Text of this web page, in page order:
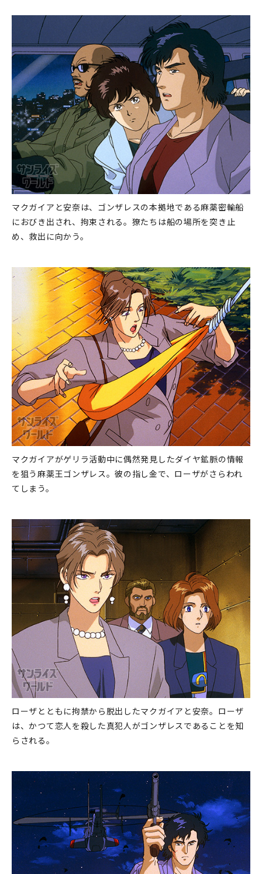
マクガイアと安奈は、ゴンザレスの本拠地である麻薬密輸船
におびき出され、拘束される。獠たちは船の場所を突き止
め、救出に向かう。
マクガイアがゲリラ活動中に偶然発見したダイヤ鉱脈の情報
を狙う麻薬王ゴンザレス。彼の指し金で、ローザがさらわれ
てしまう。
ローザとともに拘禁から脱出したマクガイアと安奈。ローザ
は、かつて恋人を殺した真犯人がゴンザレスであることを知
らされる。